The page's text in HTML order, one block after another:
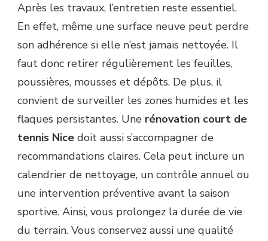
Après les travaux, l’entretien reste essentiel.
En effet, même une surface neuve peut perdre
son adhérence si elle n’est jamais nettoyée. Il
faut donc retirer régulièrement les feuilles,
poussières, mousses et dépôts. De plus, il
convient de surveiller les zones humides et les
flaques persistantes. Une rénovation court de
tennis Nice doit aussi s’accompagner de
recommandations claires. Cela peut inclure un
calendrier de nettoyage, un contrôle annuel ou
une intervention préventive avant la saison
sportive. Ainsi, vous prolongez la durée de vie
du terrain. Vous conservez aussi une qualité